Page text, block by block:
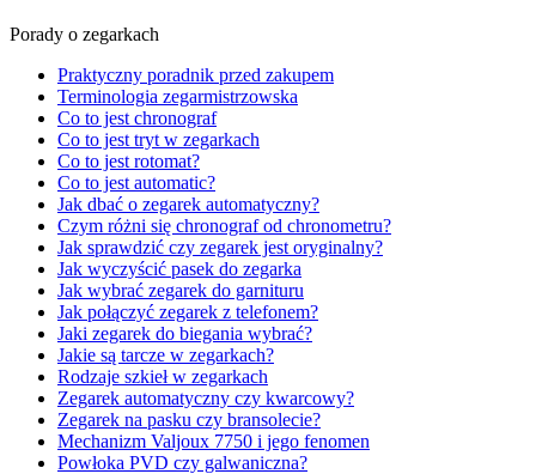
Porady o zegarkach
Praktyczny poradnik przed zakupem
Terminologia zegarmistrzowska
Co to jest chronograf
Co to jest tryt w zegarkach
Co to jest rotomat?
Co to jest automatic?
Jak dbać o zegarek automatyczny?
Czym różni się chronograf od chronometru?
Jak sprawdzić czy zegarek jest oryginalny?
Jak wyczyścić pasek do zegarka
Jak wybrać zegarek do garnituru
Jak połączyć zegarek z telefonem?
Jaki zegarek do biegania wybrać?
Jakie są tarcze w zegarkach?
Rodzaje szkieł w zegarkach
Zegarek automatyczny czy kwarcowy?
Zegarek na pasku czy bransolecie?
Mechanizm Valjoux 7750 i jego fenomen
Powłoka PVD czy galwaniczna?